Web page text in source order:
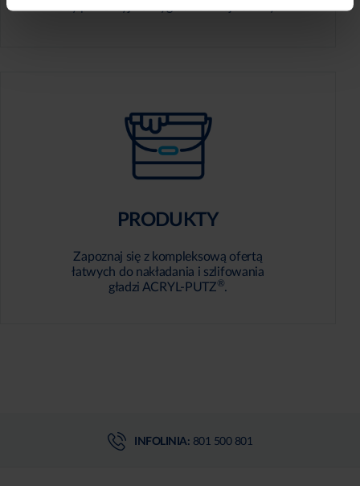
PRODUKTY
Zapoznaj się z kompleksową ofertą
łatwych do nakładania i szlifowania
gładzi ACRYL-PUTZ®.
INFOLINIA: 801 500 801